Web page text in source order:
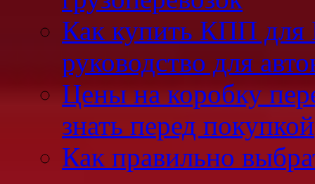
Как купить КПП для
руководство для
Цены на коробку
знать перед покупкой
Как правильно